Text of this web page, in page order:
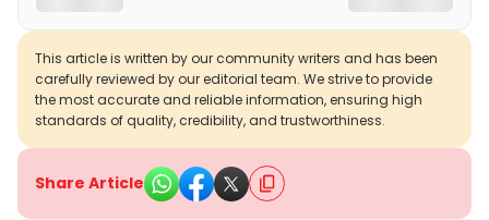
This article is written by our community writers and has been
carefully reviewed by our editorial team. We strive to provide
the most accurate and reliable information, ensuring high
standards of quality, credibility, and trustworthiness.
Share Article